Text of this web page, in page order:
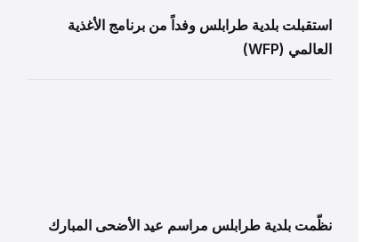
استقبلت بلدية طرابلس وفداً من برنامج الأغذية
العالمي (WFP)
نظّمت بلدية طرابلس مراسم عيد الأضحى المبارك